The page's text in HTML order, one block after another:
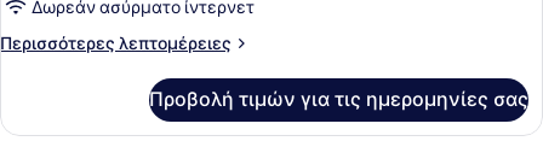
Δωρεάν ασύρματο ίντερνετ
Περισσότερες λεπτομέρειες
Περισσότερες
Δωμάτιο
Προβολή τιμών για τις ημερομηνίες σας